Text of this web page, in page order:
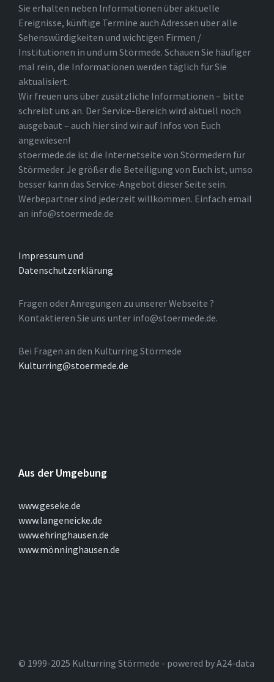
Sie erhalten neben Informationen über aktuelle
Ereignisse, künftige Termine auch Adressen über alle
Sehenswürdigkeiten und wichtigen Firmen /
Institutionen in und um Störmede. Schauen Sie häufiger
mal rein, die Informationen werden täglich für Sie
aktualisiert.
Wir freuen uns über zusätzliche Informationen – bitte
schreibt uns an. Der Service-Bereich wird aktuell noch
ausgebaut – auch hier sind wir auf Infos von Euch
angewiesen!
stoermede.de ist die Internetseite von Störmedern für
Störmeder. Je größer die Beteiligung von Euch ist, umso
besser kann das Service-Angebot dieser Seite sein.
Werbepartner sind jederzeit willkommen. Einfach email
an info@stoermede.de
Impressum und
Datenschutzerklärung
Fragen oder Anregungen zu unserer Webseite ?
Kontaktieren Sie uns unter info@stoermede.de.
Bei Fragen an den Kulturring Störmede
Kulturring@stoermede.de
Aus der Umgebung
www.geseke.de
www.langeneicke.de
www.ehringhausen.de
www.mönninghausen.de
© 1999-2025 Kulturring Störmede - powered by A24-data